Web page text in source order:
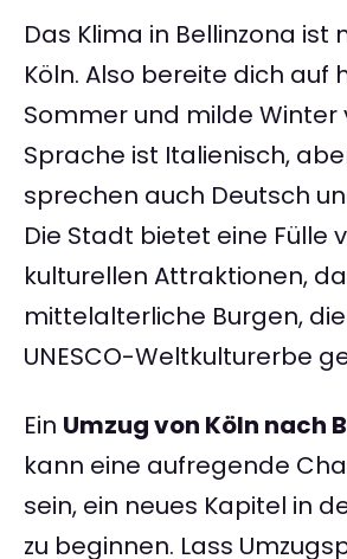
Das Klima in Bellinzona ist
Köln. Also bereite dich auf
Sommer und milde Winter
Sprache ist Italienisch,
sprechen auch Deutsch
Die Stadt bietet eine Fülle
kulturellen Attraktionen,
mittelalterliche Burgen,
UNESCO-Weltkulturerbe
Ein Umzug von Köln nach
kann eine aufregende
sein, ein neues Kapitel in
zu beginnen. Lass